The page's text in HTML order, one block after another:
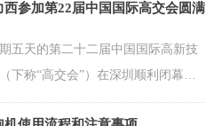
内容：
西参加第22届中国国际高交会圆满
五天的第二十二届中国国际高新技
下称“高交会”）在深圳顺利闭幕。
，线下24个、线上29个国家和国际